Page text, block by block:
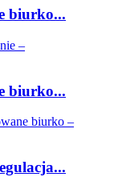
biurko...
biurko...